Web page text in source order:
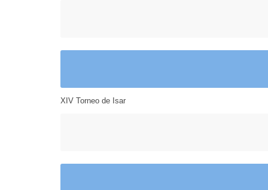
XIV Torneo de Isar